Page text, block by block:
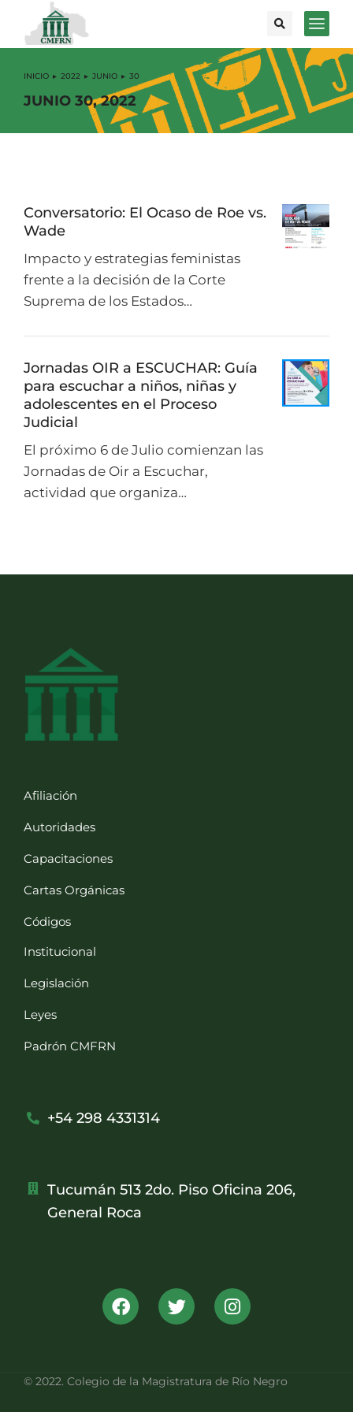
Estás aquí:
INICIO 2022 JUNIO 30
JUNIO 30, 2022
Conversatorio: El Ocaso de Roe vs.
Wade
Impacto y estrategias feministas
frente a la decisión de la Corte
Suprema de los Estados…
Jornadas OIR a ESCUCHAR: Guía
para escuchar a niños, niñas y
adolescentes en el Proceso
Judicial
El próximo 6 de Julio comienzan las
Jornadas de Oir a Escuchar,
actividad que organiza…
Afiliación
Autoridades
Capacitaciones
Cartas Orgánicas
Códigos
Institucional
Legislación
Leyes
Padrón CMFRN
+54 298 4331314
Tucumán 513 2do. Piso Oficina 206,
General Roca
© 2022. Colegio de la Magistratura de Río Negro